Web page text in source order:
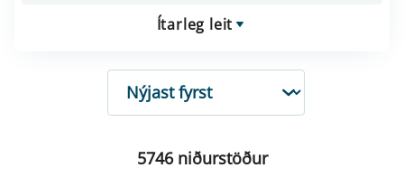
Ítarleg leit
RÖÐUN
5746 niðurstöður